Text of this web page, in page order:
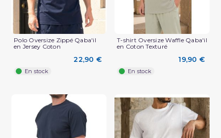
Polo Oversize Zippé Qaba'il
en Jersey Coton
22,90 €
En stock
T-shirt Oversize Waffle Qaba'il
en Coton Texturé
19,90 €
En stock